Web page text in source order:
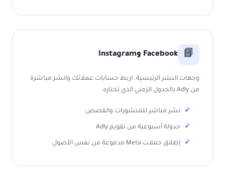
📘 Facebook وInstagram
وجهات النشر الرئيسية. اربط حسابات عملائك وانشر مباشرة
من Adly بالجدول الزمني الذي تختاره.
نشر مباشر للمنشورات والقصص
جدولة أسبوعية من تقويم Adly
إطلاق حملات Meta مدفوعة من نفس الأصول